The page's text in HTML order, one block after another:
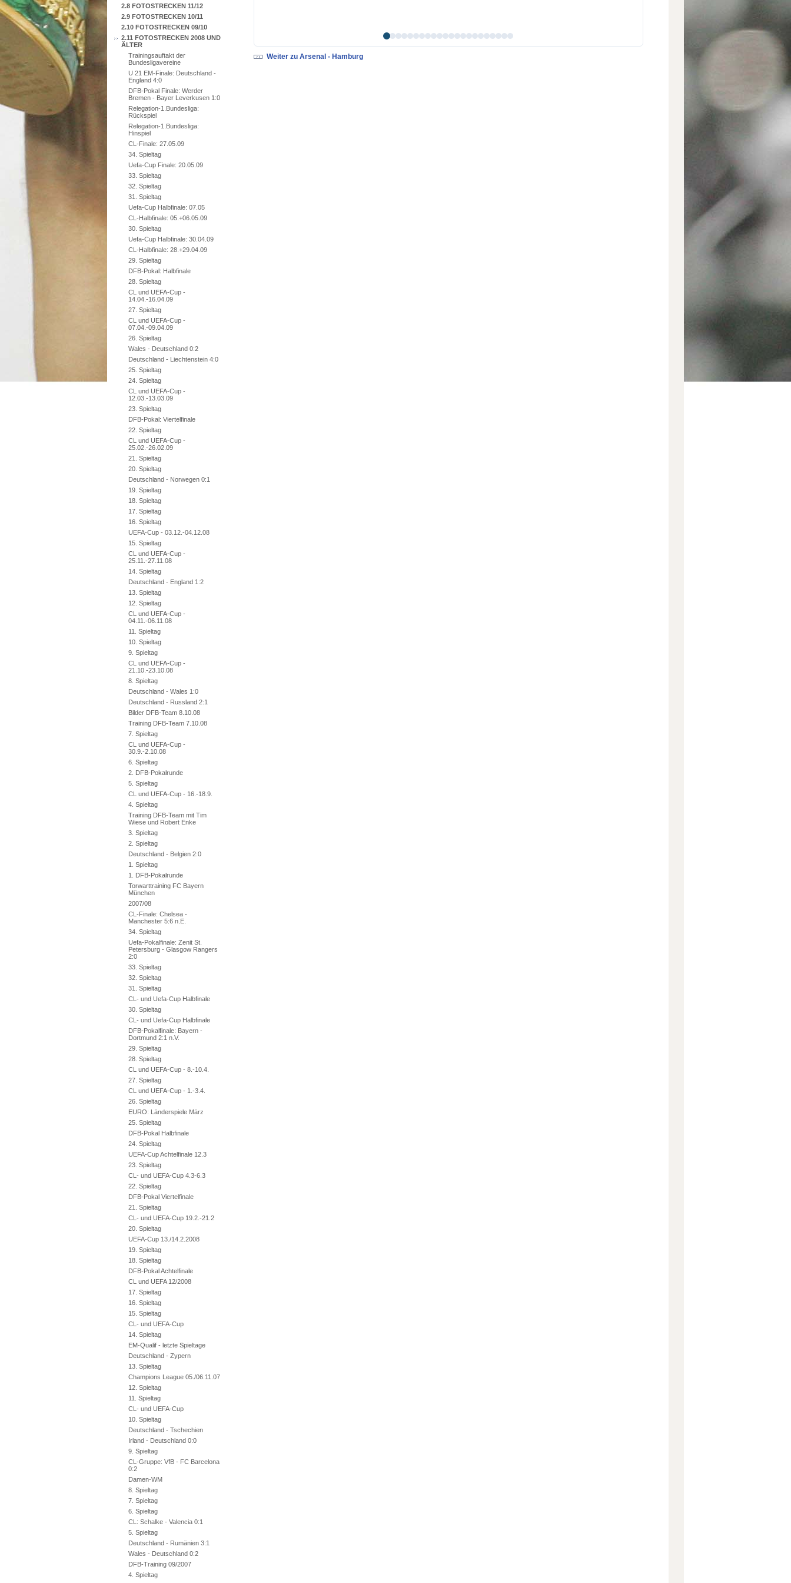
2.8 FOTOSTRECKEN 11/12
2.9 FOTOSTRECKEN 10/11
2.10 FOTOSTRECKEN 09/10
2.11 FOTOSTRECKEN 2008 UND
ÄLTER
Trainingsauftakt der
Bundesligavereine
U 21 EM-Finale: Deutschland -
England 4:0
DFB-Pokal Finale: Werder
Bremen - Bayer Leverkusen 1:0
Relegation-1.Bundesliga:
Rückspiel
Relegation-1.Bundesliga:
Hinspiel
CL-Finale: 27.05.09
34. Spieltag
Uefa-Cup Finale: 20.05.09
33. Spieltag
32. Spieltag
31. Spieltag
Uefa-Cup Halbfinale: 07.05
CL-Halbfinale: 05.+06.05.09
30. Spieltag
Uefa-Cup Halbfinale: 30.04.09
CL-Halbfinale: 28.+29.04.09
29. Spieltag
DFB-Pokal: Halbfinale
28. Spieltag
CL und UEFA-Cup -
14.04.-16.04.09
27. Spieltag
CL und UEFA-Cup -
07.04.-09.04.09
26. Spieltag
Wales - Deutschland 0:2
Deutschland - Liechtenstein 4:0
25. Spieltag
24. Spieltag
CL und UEFA-Cup -
12.03.-13.03.09
23. Spieltag
DFB-Pokal: Viertelfinale
22. Spieltag
CL und UEFA-Cup -
25.02.-26.02.09
21. Spieltag
20. Spieltag
Deutschland - Norwegen 0:1
19. Spieltag
18. Spieltag
17. Spieltag
16. Spieltag
UEFA-Cup - 03.12.-04.12.08
15. Spieltag
CL und UEFA-Cup -
25.11.-27.11.08
14. Spieltag
Deutschland - England 1:2
13. Spieltag
12. Spieltag
CL und UEFA-Cup -
04.11.-06.11.08
11. Spieltag
10. Spieltag
9. Spieltag
CL und UEFA-Cup -
21.10.-23.10.08
8. Spieltag
Deutschland - Wales 1:0
Deutschland - Russland 2:1
Bilder DFB-Team 8.10.08
Training DFB-Team 7.10.08
7. Spieltag
CL und UEFA-Cup -
30.9.-2.10.08
6. Spieltag
2. DFB-Pokalrunde
5. Spieltag
CL und UEFA-Cup - 16.-18.9.
4. Spieltag
Training DFB-Team mit Tim
Wiese und Robert Enke
3. Spieltag
2. Spieltag
Deutschland - Belgien 2:0
1. Spieltag
1. DFB-Pokalrunde
Torwarttraining FC Bayern
München
2007/08
CL-Finale: Chelsea -
Manchester 5:6 n.E.
34. Spieltag
Uefa-Pokalfinale: Zenit St.
Petersburg - Glasgow Rangers
2:0
33. Spieltag
32. Spieltag
31. Spieltag
CL- und Uefa-Cup Halbfinale
30. Spieltag
CL- und Uefa-Cup Halbfinale
DFB-Pokalfinale: Bayern -
Dortmund 2:1 n.V.
29. Spieltag
28. Spieltag
CL und UEFA-Cup - 8.-10.4.
27. Spieltag
CL und UEFA-Cup - 1.-3.4.
26. Spieltag
EURO: Länderspiele März
25. Spieltag
DFB-Pokal Halbfinale
24. Spieltag
UEFA-Cup Achtelfinale 12.3
23. Spieltag
CL- und UEFA-Cup 4.3-6.3
22. Spieltag
DFB-Pokal Viertelfinale
21. Spieltag
CL- und UEFA-Cup 19.2.-21.2
20. Spieltag
UEFA-Cup 13./14.2.2008
19. Spieltag
18. Spieltag
DFB-Pokal Achtelfinale
CL und UEFA 12/2008
17. Spieltag
16. Spieltag
15. Spieltag
CL- und UEFA-Cup
14. Spieltag
EM-Qualif - letzte Spieltage
Deutschland - Zypern
13. Spieltag
Champions League 05./06.11.07
12. Spieltag
11. Spieltag
CL- und UEFA-Cup
10. Spieltag
Deutschland - Tschechien
Irland - Deutschland 0:0
9. Spieltag
CL-Gruppe: VfB - FC Barcelona
0:2
Damen-WM
8. Spieltag
7. Spieltag
6. Spieltag
CL: Schalke - Valencia 0:1
5. Spieltag
Deutschland - Rumänien 3:1
Wales - Deutschland 0:2
DFB-Training 09/2007
4. Spieltag
Weiter zu Arsenal - Hamburg